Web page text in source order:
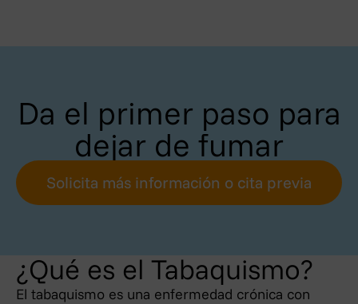
Da el primer paso para
dejar de fumar
Solicita más información o cita previa
¿Qué es el Tabaquismo?
El tabaquismo es una enfermedad crónica con